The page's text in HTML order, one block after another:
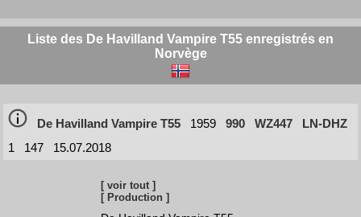
Liste des De Havilland Vampire T55 enregistrés en
Norvège
De Havilland Vampire T55 1959 990 WZ447
LN-DHZ
1
147 15.07.2018
[ voir tout ]
[ Production ]